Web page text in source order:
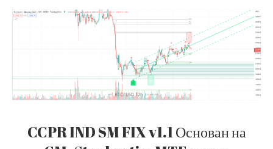
CCPR IND SM FIX v1.1 Основан на